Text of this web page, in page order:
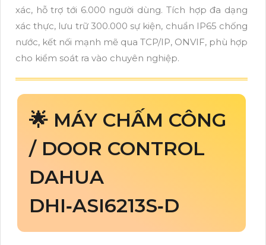
xác, hỗ trợ tới 6.000 người dùng. Tích hợp đa dạng
xác thực, lưu trữ 300.000 sự kiện, chuẩn IP65 chống
nước, kết nối mạnh mẽ qua TCP/IP, ONVIF, phù hợp
cho kiểm soát ra vào chuyên nghiệp.
🌟 MÁY CHẤM CÔNG
/ DOOR CONTROL
DAHUA
DHI‑ASI6213S‑D